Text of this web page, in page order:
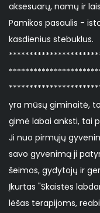
aksesuarų, namų ir
Pamikos pasaulis -
kasdienius stebuklus.
yra mūsų giminaitė,
gimė labai anksti, tai
Ji nuo pirmųjų
savo gyvenimą ji
šeimos, gydytojų ir
Įkurtas "Skaistės
lėšas terapijoms,